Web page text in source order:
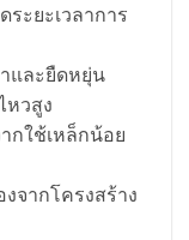
ะยะเวลาการ
และยืดหยุ่น
วสูง
กใช้เหล็กน้อย
จากโครงสร้าง